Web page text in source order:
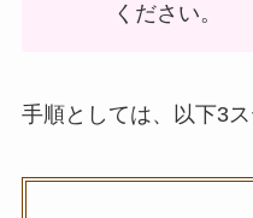
ください。
手順としては、以下3ス